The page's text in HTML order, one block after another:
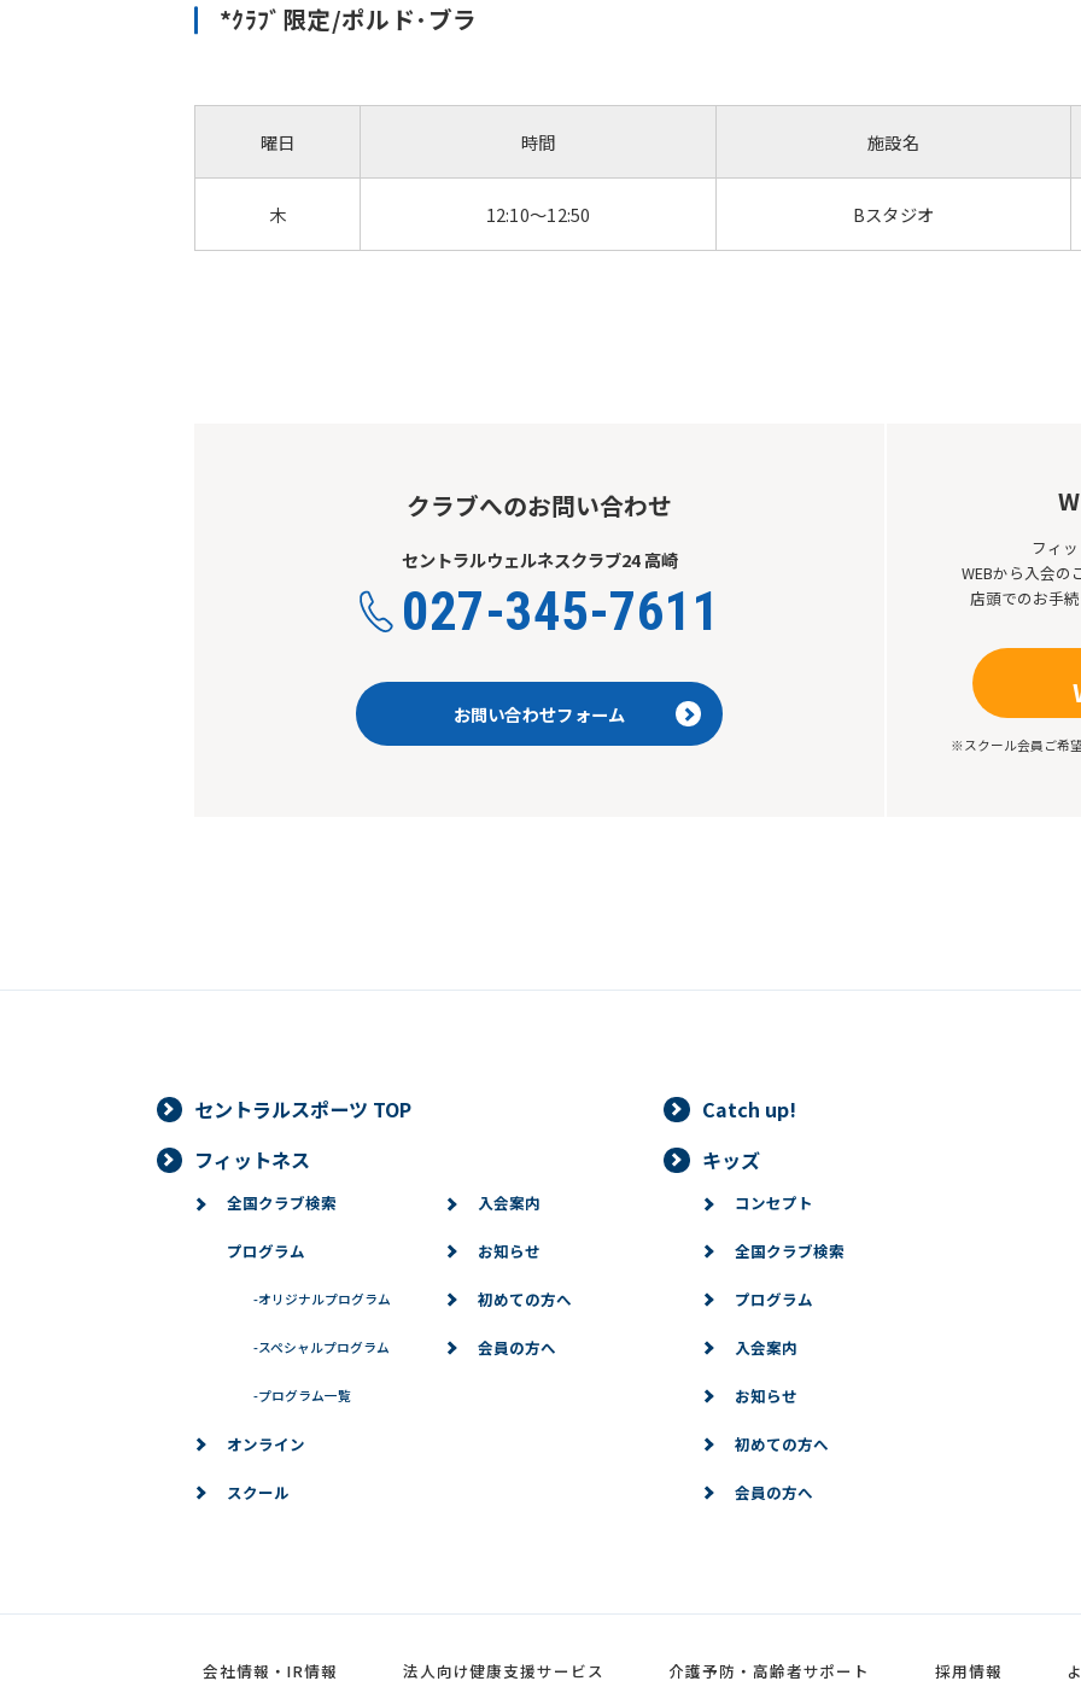
*ｸﾗﾌﾞ限定/ポルド･ブラ
曜日
木
時間
12:10～12:50
施設名
Bスタジオ
クラブへのお問い合わせ
セントラルウェルネスクラブ24 高崎
027-345-7611
お問い合わせフォーム
フィ
WEBから入会の
店頭でのお手
※スクール会員ご希
セントラルスポーツ TOP
Catch up!
フィットネス
全国クラブ検索
プログラム
-オリジナルプログラム
-スペシャルプログラム
-プログラム一覧
オンライン
スクール
入会案内
お知らせ
初めての方へ
会員の方へ
キッズ
コンセプト
全国クラブ検索
プログラム
入会案内
お知らせ
初めての方へ
会員の方へ
会社情報・IR情報 法人向け健康支援サービス 介護予防・高齢者サポート 採用情報